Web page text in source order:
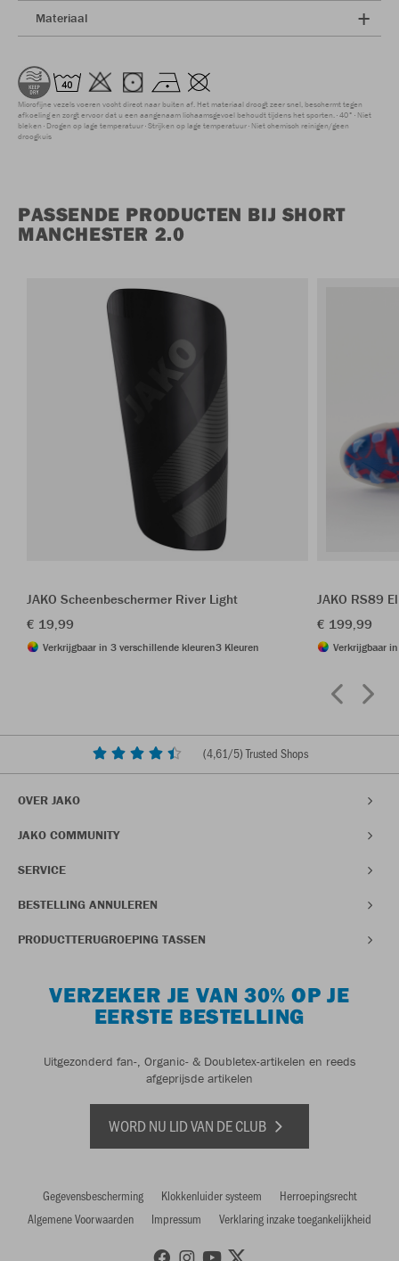
Materiaal
Microfijne vezels voeren vocht direct naar buiten af. Het materiaal droogt zeer snel, beschermt tegen
afkoeling en zorgt ervoor dat u een aangenaam lichaamsgevoel behoudt tijdens het sporten. 40° Niet
bleken Drogen op lage temperatuur Strijken op lage temperatuur Niet chemisch reinigen/geen
droogkuis
PASSENDE PRODUCTEN BIJ SHORT
MANCHESTER 2.0
JAKO Scheenbeschermer River Light
€ 19,99
Verkrijgbaar in 3 verschillende kleuren3 Kleuren
JAKO RS89
€ 199,99
Verkrijgbaar
(4,61/5) Trusted Shops
OVER JAKO
JAKO COMMUNITY
SERVICE
BESTELLING ANNULEREN
PRODUCTTERUGROEPING TASSEN
VERZEKER JE VAN 30% OP JE
EERSTE BESTELLING
Uitgezonderd fan-, Organic- & Doubletex-artikelen en reeds
afgeprijsde artikelen
WORD NU LID VAN DE CLUB
Gegevensbescherming Klokkenluider systeem
Herroepingsrecht
Algemene Voorwaarden
Impressum Verklaring inzake toegankelijkheid